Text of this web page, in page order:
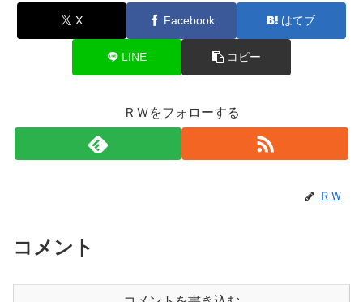
X Facebook はてブ
LINE コピー
ＲＷをフォローする
ＲＷ
コメント